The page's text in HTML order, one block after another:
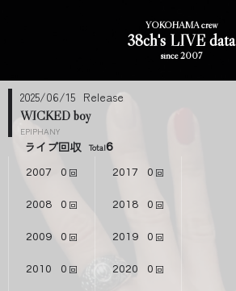
YOKOHAMA crew
38ch's LIVE data
since 2007
2025/06/15
WICKED boy
EPIPHANY
ライブ回収 6
2007 0
2008 0
2009 0
2010 0
2017 0
2018 0
2019 0
2020 0